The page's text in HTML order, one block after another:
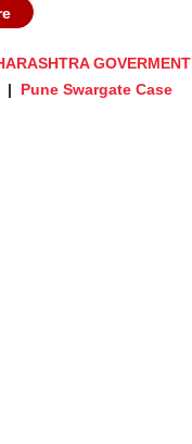
GOVERMENT
Pune Swargate Case